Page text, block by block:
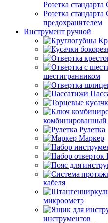
Розетка
Розетка
предохранителем
Инструмент ручной
шестигранником
комбинированный
Рулетка
Маркер
кабеля
микроометр
инструментов